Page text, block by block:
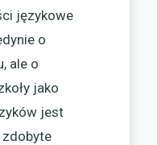
językowe
o
ale o
jako
jest
zdobyte